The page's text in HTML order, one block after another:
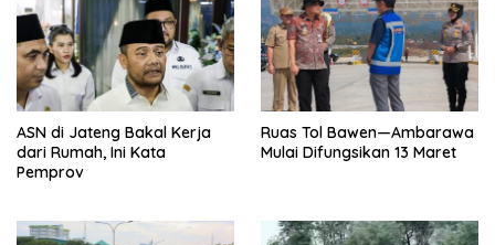
ASN di Jateng Bakal Kerja
dari Rumah, Ini Kata
Pemprov
Ruas Tol Bawen—Ambarawa
Mulai Difungsikan 13 Maret